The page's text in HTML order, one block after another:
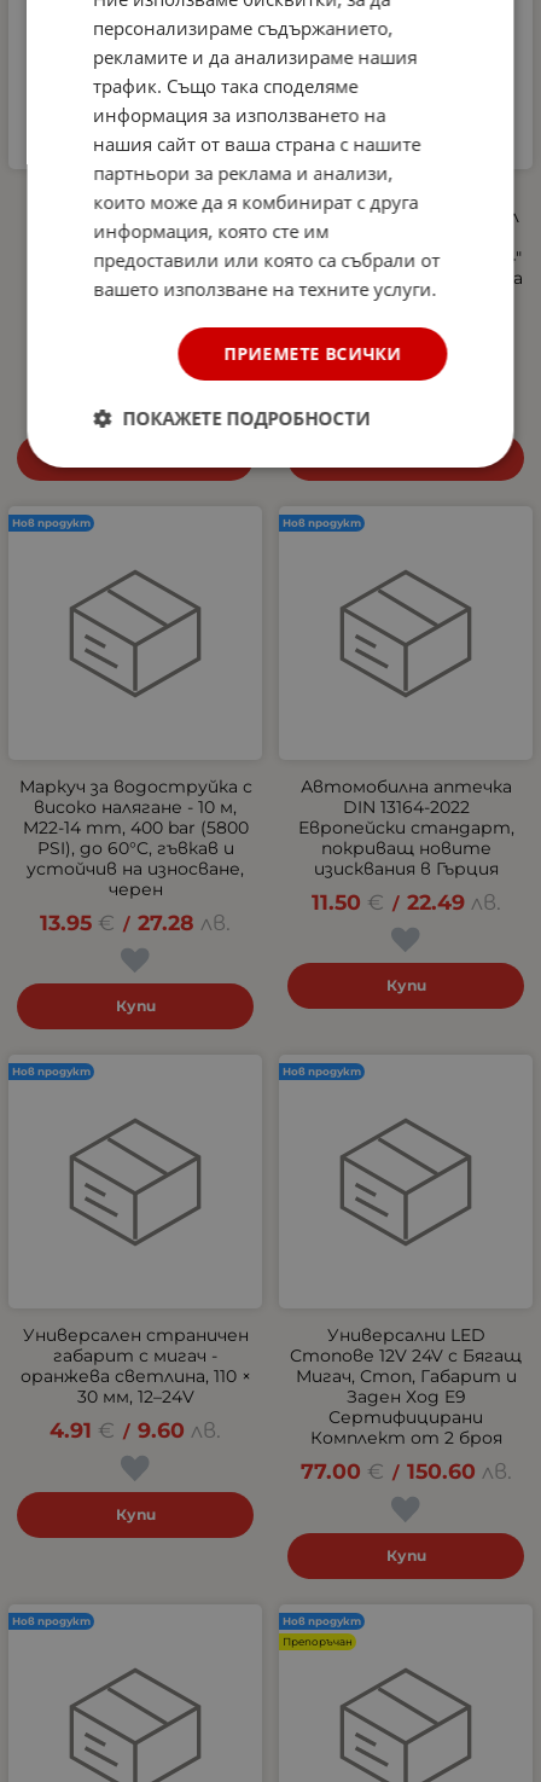
Автомобилна аптечка
DIN 13164-2022 +
светлоотразителна
жилетка и авариен
триъгълник –
Европейски стандарт,
изисквания в Гърция
52.81
Професионална
пянообразуваща дюза 1 л
за водоструйка, Foam
Cannon, Quick Connect 1/4"
- регулиране на струята
и концентрацията на
комплекта
20.13
Маркуч за водоструйка с
високо налягане - 10 м,
M22-14 mm, 400 bar (5800
PSI), до 60°C, гъвкав и
устойчив на износване,
черен
13.95 € / 27.28 лв.
Купи
Нов продукт
Автомобилна аптечка
DIN 13164-2022
Европейски стандарт,
покриващ новите
изисквания в Гърция
11.50 € / 22.49 лв.
Купи
Нов продукт
Универсален страничен
габарит с мигач -
оранжева светлина, 110 ×
30 мм, 12–24V
4.91 € / 9.60 лв.
Купи
Нов продукт
Универсални LED
Стопове 12V 24V с Бягащ
Мигач, Стоп, Габарит и
Заден Ход E9
Сертифицирани
Комплект от 2 броя
77.00 € / 150.60 лв.
Купи
Нов продукт
Нов продукт
Нов продукт
Препоръчан
персонализираме съдържанието,
рекламите и да анализираме нашия
трафик. Също така споделяме
информация за използването на
нашия сайт от ваша страна с нашите
партньори за реклама и анализи,
които може да я комбинират с друга
информация, която сте им
предоставили или която са събрали от
вашето използване на техните услуги.
ПРИЕМЕТЕ ВСИЧКИ
ПОКАЖЕТЕ ПОДРОБНОСТИ